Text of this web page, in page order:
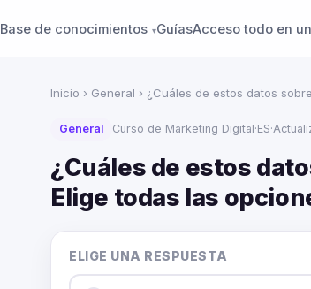
Base de conocimientos GuíasAcceso todo en
Inicio › General › ¿Cuáles de estos datos
General Curso de Marketing Digital·ES·
¿Cuáles de estos
Elige todas las
ELIGE UNA RESPUESTA